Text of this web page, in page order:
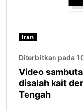
Iran
Diterbitkan pada
Video
disalah kait
Tengah